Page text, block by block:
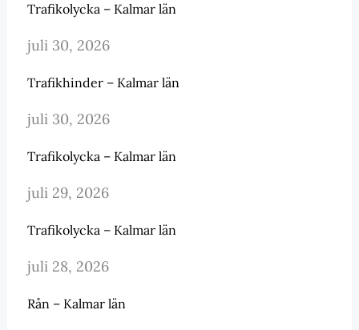
Trafikolycka – Kalmar län
juli 30, 2026
Trafikhinder – Kalmar län
juli 30, 2026
Trafikolycka – Kalmar län
juli 29, 2026
Trafikolycka – Kalmar län
juli 28, 2026
Rån – Kalmar län